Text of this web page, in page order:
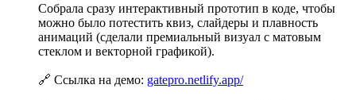
Собрала сразу интерактивный прототип в коде, чтобы
можно было потестить квиз, слайдеры и плавность
анимаций (сделали премиальный визуал с матовым
стеклом и векторной графикой).
🔗 Ссылка на демо: gatepro.netlify.app/